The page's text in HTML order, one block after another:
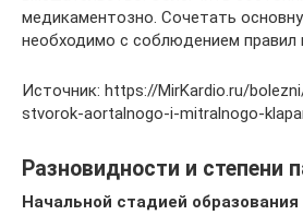
медикаментозно. Сочетать
необходимо с соблюдением правил
Источник: https://MirKardio.ru/
stvorok-aortalnogo-i-mitralnogo-
Разновидности и степени
Начальной стадией